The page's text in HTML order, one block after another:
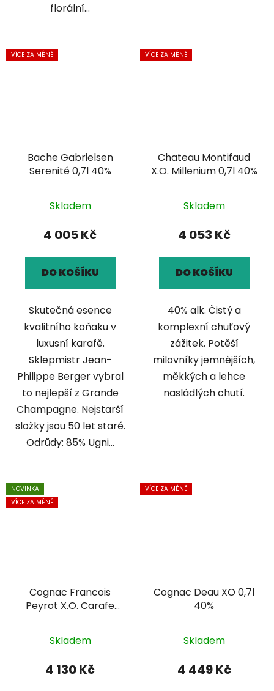
florální...
VÍCE ZA MÉNĚ
Bache Gabrielsen
Serenité 0,7l 40%
Skladem
4 005 Kč
DO KOŠÍKU
Skutečná esence
kvalitního koňaku v
luxusní karafě.
Sklepmistr Jean-
Philippe Berger vybral
to nejlepší z Grande
Champagne. Nejstarší
složky jsou 50 let staré.
Odrůdy: 85% Ugni...
VÍCE ZA MÉNĚ
Chateau Montifaud
X.O. Millenium 0,7l 40%
Skladem
4 053 Kč
DO KOŠÍKU
40% alk. Čistý a
komplexní chuťový
zážitek. Potěší
milovníky jemnějších,
měkkých a lehce
nasládlých chutí.
NOVINKA
VÍCE ZA MÉNĚ
Cognac Francois
Peyrot X.O. Carafe
dárkový box
Skladem
4 130 Kč
VÍCE ZA MÉNĚ
Cognac Deau XO 0,7l
40%
Skladem
4 449 Kč